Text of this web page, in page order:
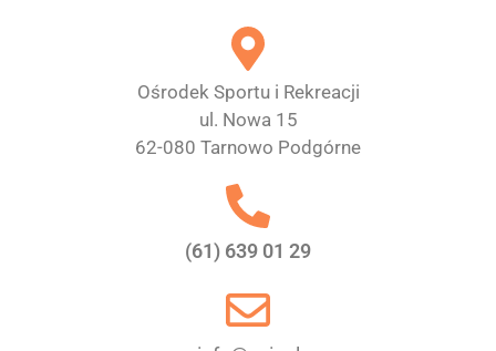
Ośrodek Sportu i Rekreacji
ul. Nowa 15
62-080 Tarnowo Podgórne
(61) 639 01 29